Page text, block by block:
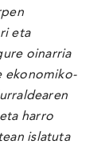
eta
oinarria
ekonomiko-
harro
islatuta